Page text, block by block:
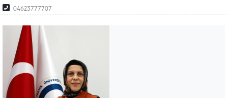
04623777707